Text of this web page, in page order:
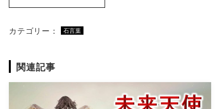
カテゴリー： 石言葉
関連記事